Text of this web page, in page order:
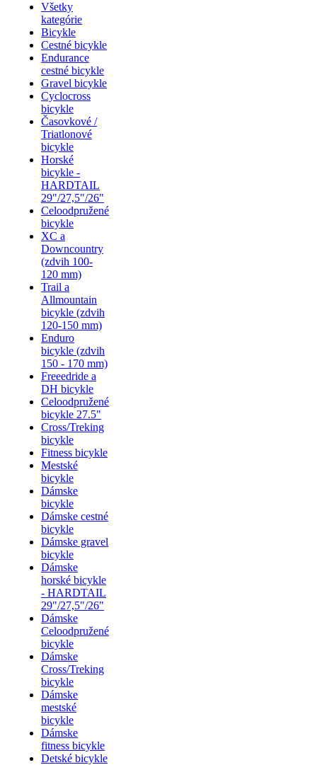
Všetky
kategórie
Bicykle
Cestné bicykle
Endurance
cestné bicykle
Gravel bicykle
Cyclocross
bicykle
Časovkové /
Triatlonové
bicykle
Horské
bicykle -
HARDTAIL
29"/27,5"/26"
Celoodpružené
bicykle
XC a
Downcountry
(zdvih 100-
120 mm)
Trail a
Allmountain
bicykle (zdvih
120-150 mm)
Enduro
bicykle (zdvih
150 - 170 mm)
Freeedride a
DH bicykle
Celoodpružené
bicykle 27.5"
Cross/Treking
bicykle
Fitness bicykle
Mestské
bicykle
Dámske
bicykle
Dámske cestné
bicykle
Dámske gravel
bicykle
Dámske
horské bicykle
- HARDTAIL
29"/27,5"/26"
Dámske
Celoodpružené
bicykle
Dámske
Cross/Treking
bicykle
Dámske
mestské
bicykle
Dámske
fitness bicykle
Detské bicykle